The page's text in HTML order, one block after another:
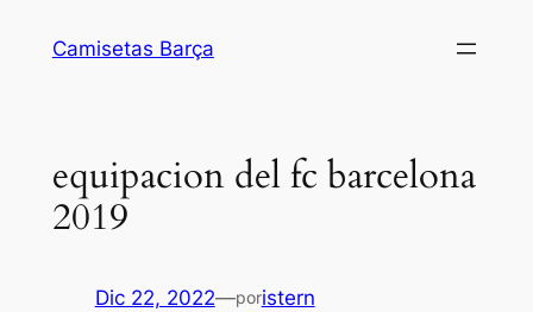
Camisetas Barça
equipacion del fc barcelona
2019
Dic 22, 2022—poristern